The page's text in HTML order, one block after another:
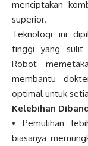
menciptakan
superior.
Teknologi ini
tinggi yang sulit
Robot
membantu
optimal untuk
Kelebihan
• Pemulihan
biasanya